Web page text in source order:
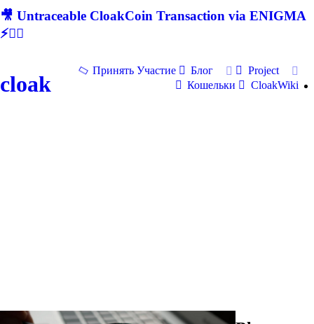
🎥 Untraceable CloakCoin Transaction via ENIGMA
⚡🕵‍♂
cloak
Принять Участие Блог
Project
Кошельки
CloakWiki